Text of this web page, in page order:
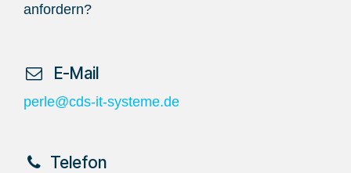
anfordern?
​ E-Mail
perle@cds-it-systeme.de
​Telefon